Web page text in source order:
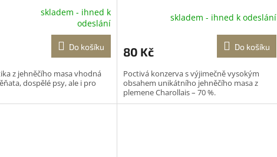
skladem - ihned k
odeslání
Do košíku
z jehněčího masa vhodná
dospělé psy, ale i pro
skladem - ihned k odeslání
80 Kč Do košíku
Poctivá konzerva s výjimečně vysokým
obsahem unikátního jehněčího masa z
plemene Charollais – 70 %.